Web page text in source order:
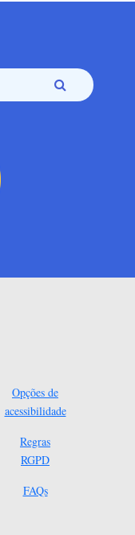
Opções de
acessibilidade
Regras
RGPD
FAQs